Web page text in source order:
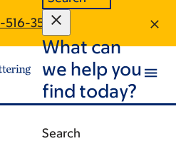
516-3507
What can
we help you
find today?
Search